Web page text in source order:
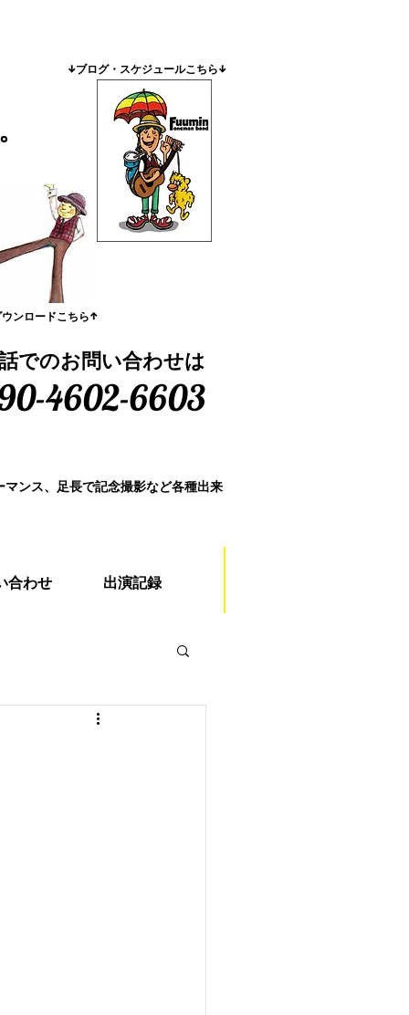
​↓ブログ・スケジュールこちら↓
ンロードこちら↑
でのお問い合わせは
4602-6603
ンス、足長で記念撮影など各種出来
合わせ 出演記録